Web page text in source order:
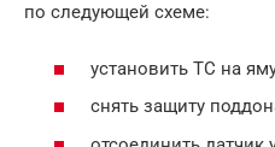
по следующей схеме:
установить ТС на
снять защиту